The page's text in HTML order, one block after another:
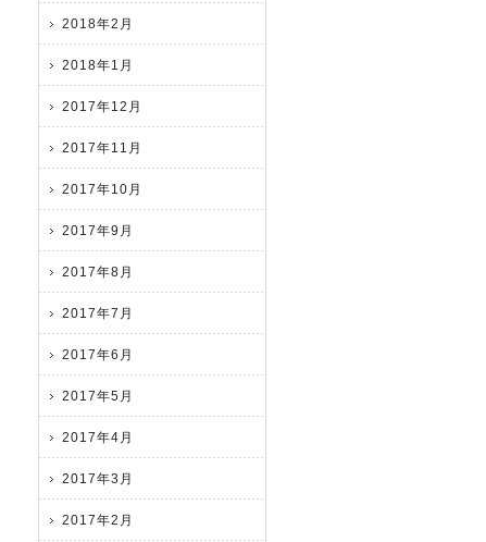
2018年2月
2018年1月
2017年12月
2017年11月
2017年10月
2017年9月
2017年8月
2017年7月
2017年6月
2017年5月
2017年4月
2017年3月
2017年2月